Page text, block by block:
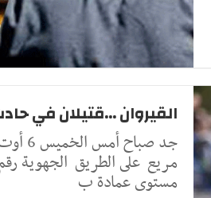
القيروان ...قتيلان في
مستوى عمادة ب